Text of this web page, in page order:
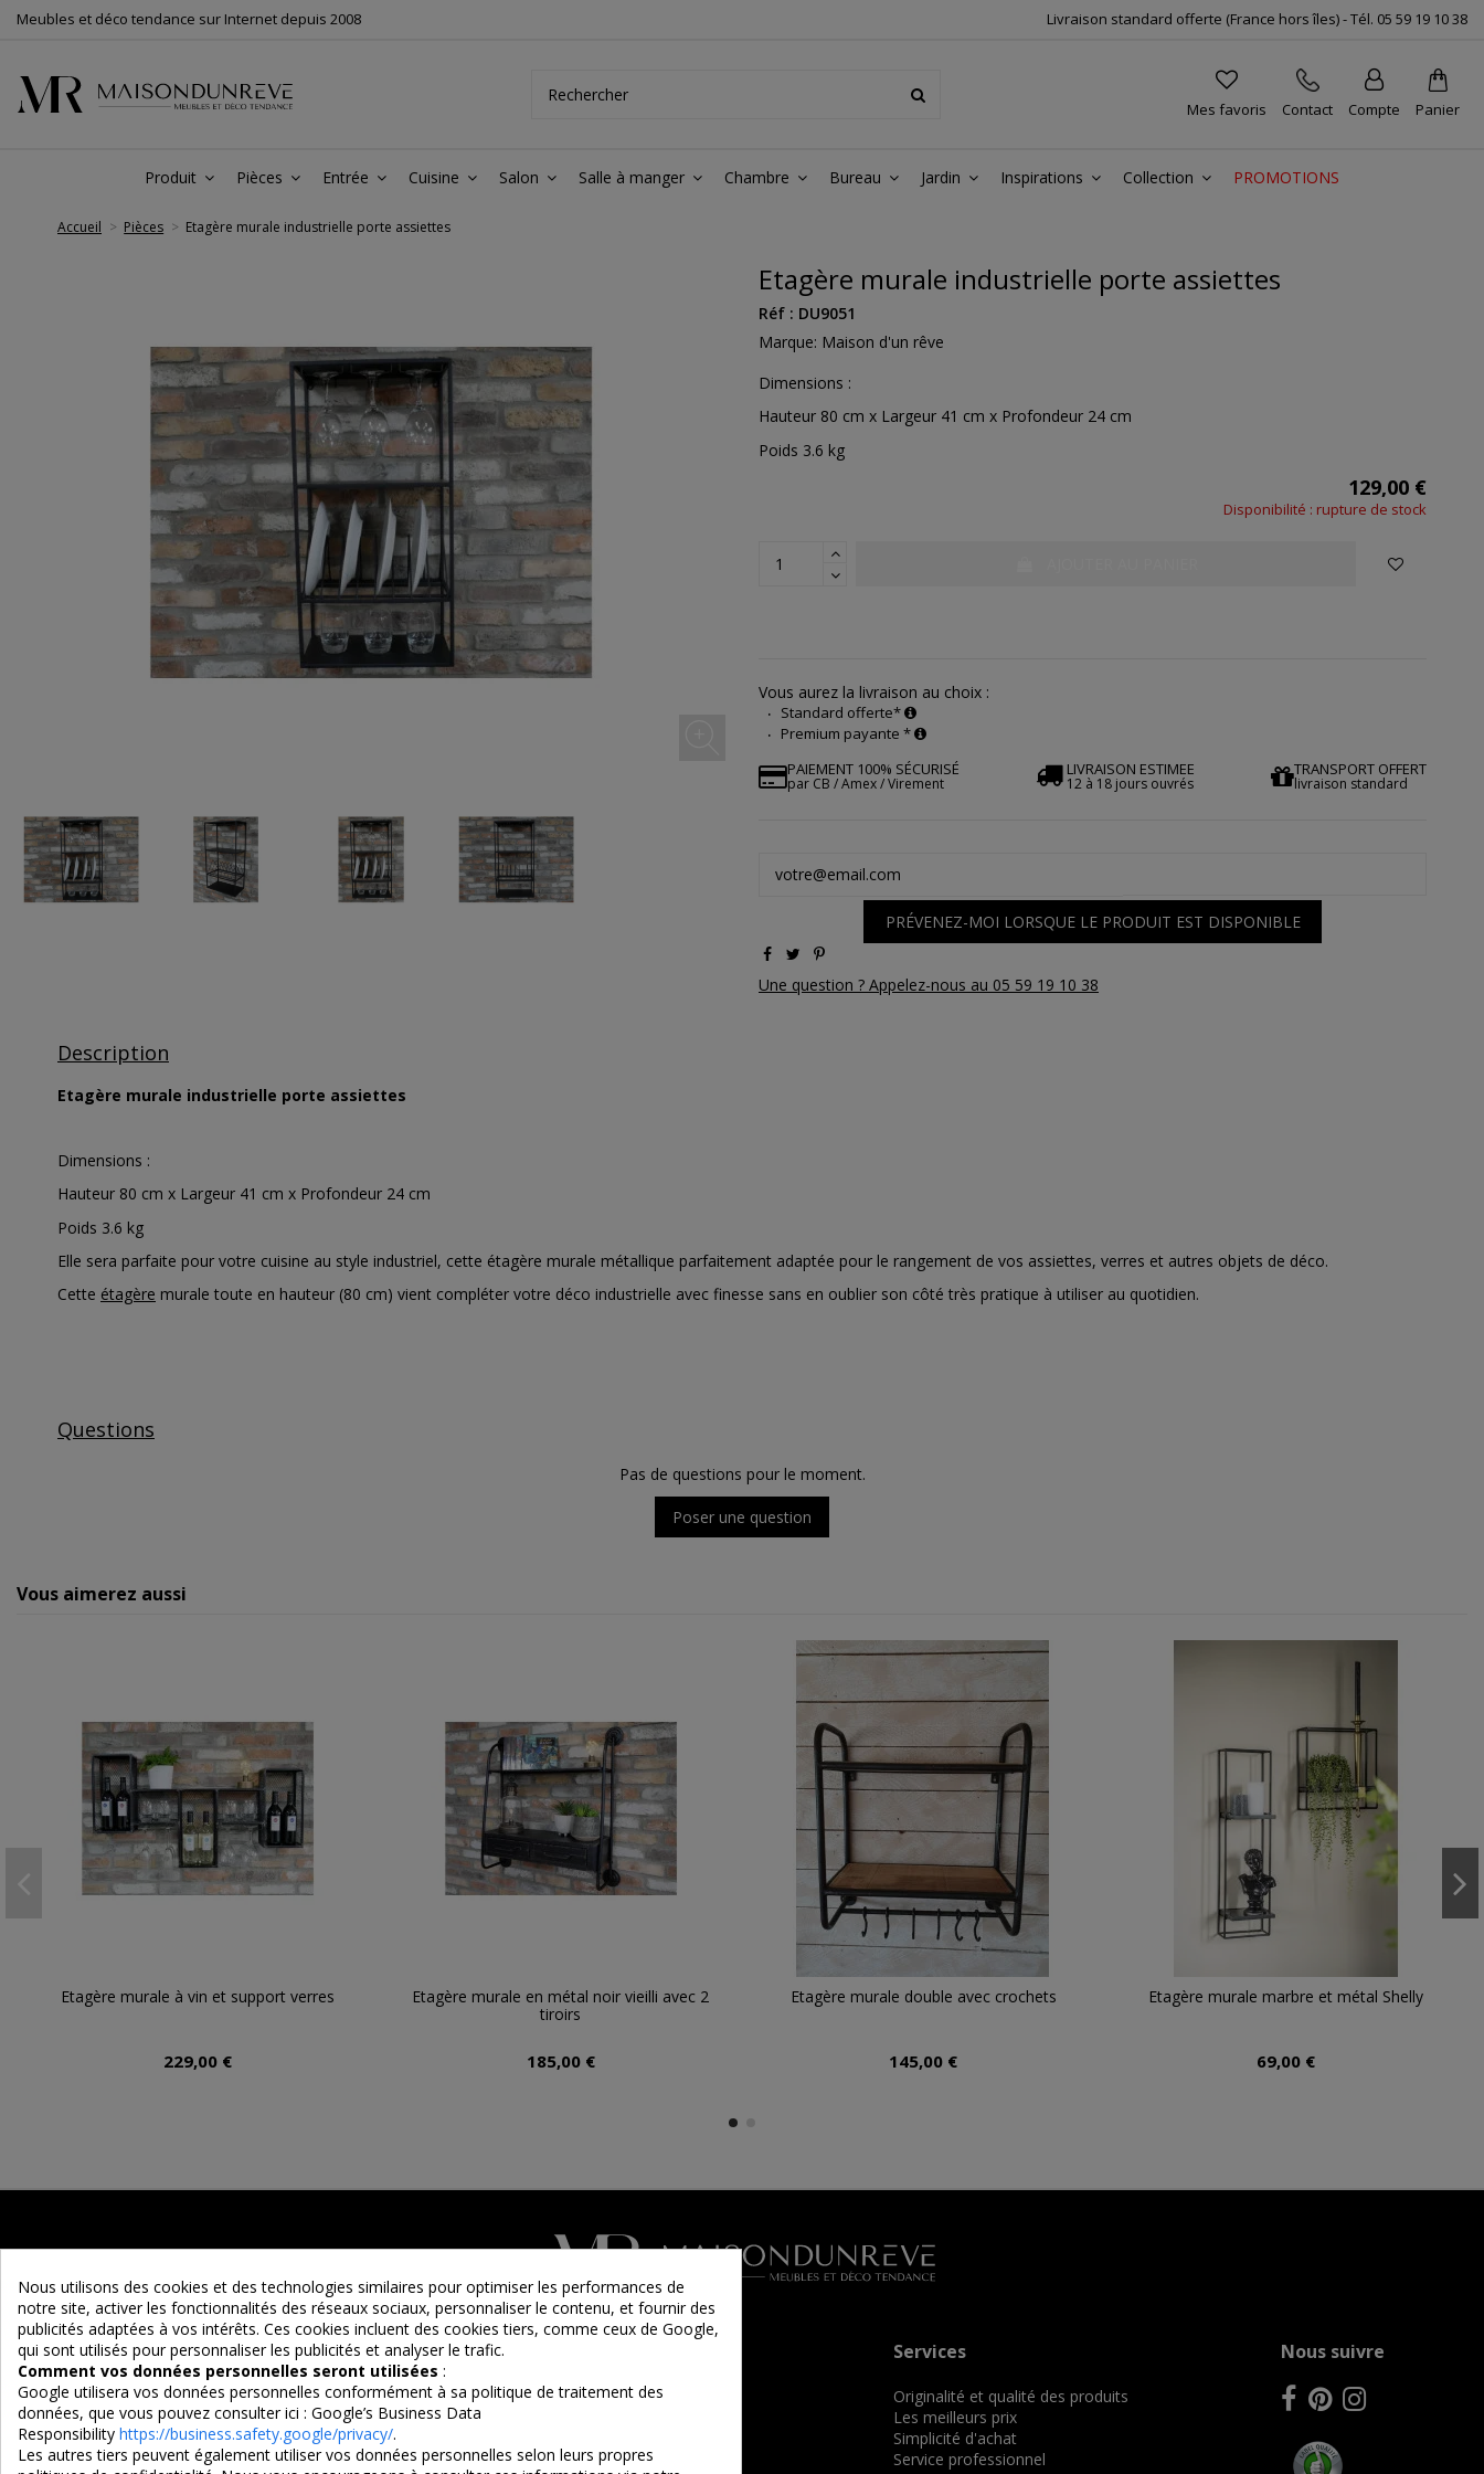
Meubles et déco tendance sur Internet depuis 2008 Livraison standard offerte (France hors îles) -Tél. 05 59 19 10 38
Mes favoris Contact Compte Panier
Produit Pièces Entrée Cuisine Salon Salle à manger Chambre Bureau Jardin Inspirations Collection PROMOTIONS
Accueil Pièces Etagère murale industrielle porte assiettes
Etagère murale industrielle porte assiettes
Réf : DU9051
Marque: Maison d'un rêve
Dimensions :
Hauteur 80 cm x Largeur 41 cm x Profondeur 24 cm
Poids 3.6 kg
129,00 €
Disponibilité : rupture de stock
Vous aurez la livraison au choix :
Standard offerte*
Premium payante *
PAIEMENT 100% SÉCURISÉ
par CB / Amex / Virement
LIVRAISON ESTIMEE
12 à 18 jours ouvrés
TRANSPORT OFFERT
livraison standard
PRÉVENEZ-MOI LORSQUE LE PRODUIT EST DISPONIBLE
Une question ? Appelez-nous au 05 59 19 10 38
Description
Etagère murale industrielle porte assiettes
Dimensions :
Hauteur 80 cm x Largeur 41 cm x Profondeur 24 cm
Poids 3.6 kg
Elle sera parfaite pour votre cuisine au style industriel, cette étagère murale métallique parfaitement adaptée pour le rangement de vos assiettes, verres et autres objets de déco.
Cette étagère murale toute en hauteur (80 cm) vient compléter votre déco industrielle avec finesse sans en oublier son côté très pratique à utiliser au quotidien.
Questions
Pas de questions pour le moment.
Poser une question
Vous aimerez aussi
Etagère murale à vin et support verres
229,00 €
Etagère murale en métal noir vieilli avec 2
tiroirs
185,00 €
Etagère murale double avec crochets
145,00 €
Etagère murale marbre et métal Shelly
69,00 €
Maison d'un Rêve
Adresse :
EURL MAISON D'UN REVE
90 Route d'Ascarat
Informations
Qui sommes-nous ?
Mentions légales
Services
Originalité et qualité des produits
Les meilleurs prix
Simplicité d'achat
Service professionnel
Nous suivre
Nous utilisons des cookies et des technologies similaires pour optimiser les performances de
notre site, activer les fonctionnalités des réseaux sociaux, personnaliser le contenu, et fournir des
publicités adaptées à vos intérêts. Ces cookies incluent des cookies tiers, comme ceux de Google,
qui sont utilisés pour personnaliser les publicités et analyser le trafic.
Comment vos données personnelles seront utilisées :
Google utilisera vos données personnelles conformément à sa politique de traitement des
données, que vous pouvez consulter ici : Google’s Business Data
Responsibility https://business.safety.google/privacy/.
Les autres tiers peuvent également utiliser vos données personnelles selon leurs propres